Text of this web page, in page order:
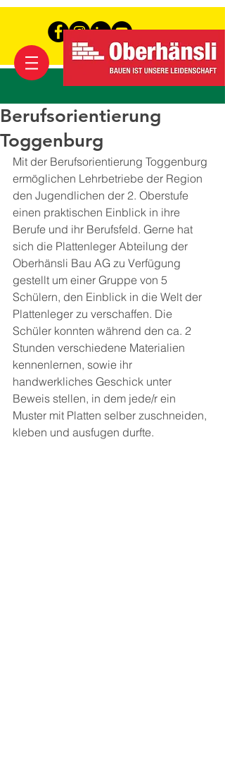
Berufsorientierung
Toggenburg
Mit der Berufsorientierung Toggenburg
ermöglichen Lehrbetriebe der Region
den Jugendlichen der 2. Oberstufe
einen praktischen Einblick in ihre
Berufe und ihr Berufsfeld. Gerne hat
sich die Plattenleger Abteilung der
Oberhänsli Bau AG zu Verfügung
gestellt um einer Gruppe von 5
Schülern, den Einblick in die Welt der
Plattenleger zu verschaffen. Die
Schüler konnten während den ca. 2
Stunden verschiedene Materialien
kennenlernen, sowie ihr
handwerkliches Geschick unter
Beweis stellen, in dem jede/r ein
Muster mit Platten selber zuschneiden,
kleben und ausfugen durfte.